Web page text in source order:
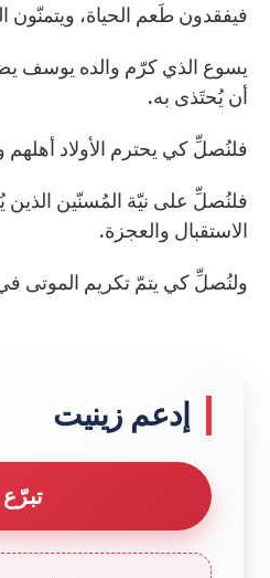
فيفقدون طَعم الحياة، ويتمنّون
يسوع الذي كرّم والده يوسف
أن يُحتَذى به.
فلنُصلِّ كي يحترم الأولاد
فلنُصلِّ على نيّة المُسنّين الذين
الاستقبال والعجزة.
ولنُصلِّ كي يتمّ تكريم الموتى
إدعم زينيت
تبرّع